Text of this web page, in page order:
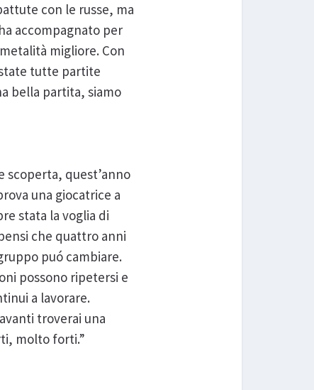
con le russe, ma
accompagnato per
migliore. Con
state tutte partite
bella partita, siamo
scoperta, quest’anno
una giocatrice a
stata la voglia di
che quattro anni
puó cambiare.
possono ripetersi e
a lavorare.
troverai una
molto forti.”